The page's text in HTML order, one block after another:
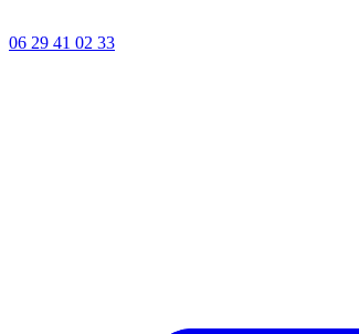
06 29 41 02 33